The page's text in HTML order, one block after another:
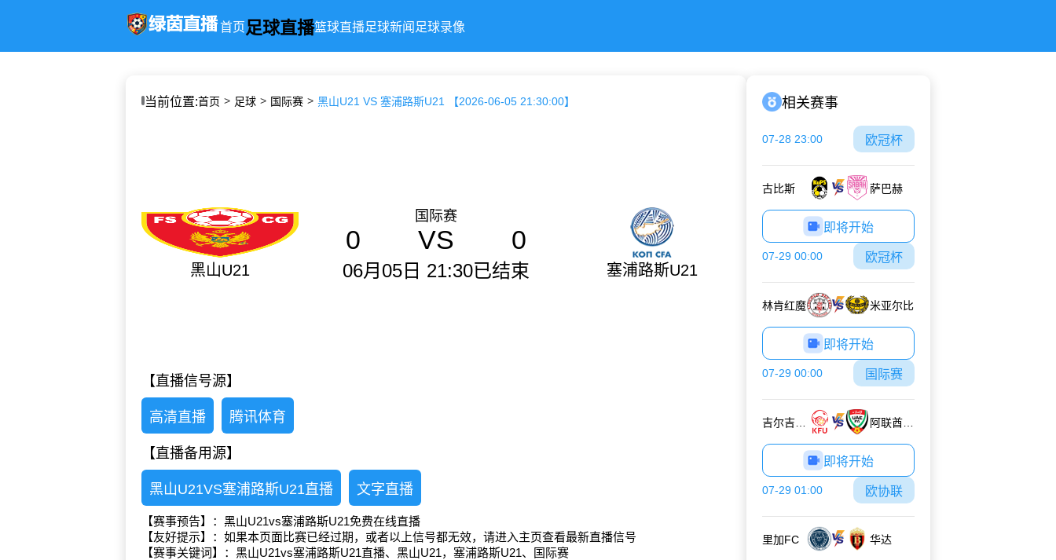
首页足球直播篮球直播足球新闻 足球录像
当前位置:首页 足球 国际赛 黑山U21 VS 塞浦路斯U21 【2026-06-05 21:30:00】
黑山U21
国际赛
0 VS 0
06月05日 21:30已结束 塞浦路斯U21
【直播信号源】
高清直播 腾讯体育
【直播备用源】
黑山U21VS塞浦路斯U21直播 文字直播
【赛事预告】：黑山U21vs塞浦路斯U21免费在线直播
【友好提示】：如果本页面比赛已经过期，或者以上信号都无效，请进入主页查看最新直播信号
【赛事关键词】：黑山U21vs塞浦路斯U21直播、黑山U21，塞浦路斯U21、国际赛
相关赛事
07-28 23:00 欧冠杯
古比斯 萨巴赫
即将开始
07-29 00:00 欧冠杯
林肯红魔 米亚尔比
即将开始
07-29 00:00 国际赛
阿联酋U17
即将开始
07-29 01:00 欧协联
里加FC 华达